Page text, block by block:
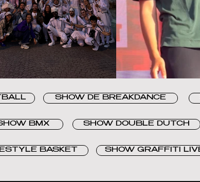
SHOW DE BREAKDANCE
BMX SHOW DOUBLE DUTCH
BASKET SHOW GRAFFITI